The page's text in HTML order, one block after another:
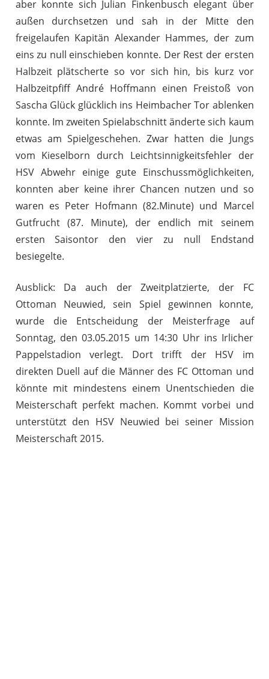
aber konnte sich Julian Finkenbusch elegant über
außen durchsetzen und sah in der Mitte den
freigelaufen Kapitän Alexander Hammes, der zum
eins zu null einschieben konnte. Der Rest der ersten
Halbzeit plätscherte so vor sich hin, bis kurz vor
Halbzeitpfiff André Hoffmann einen Freistoß von
Sascha Glück glücklich ins Heimbacher Tor ablenken
konnte. Im zweiten Spielabschnitt änderte sich kaum
etwas am Spielgeschehen. Zwar hatten die Jungs
vom Kieselborn durch Leichtsinnigkeitsfehler der
HSV Abwehr einige gute Einschussmöglichkeiten,
konnten aber keine ihrer Chancen nutzen und so
waren es Peter Hofmann (82.Minute) und Marcel
Gutfrucht (87. Minute), der endlich mit seinem
ersten Saisontor den vier zu null Endstand
besiegelte.
Ausblick: Da auch der Zweitplatzierte, der FC
Ottoman Neuwied, sein Spiel gewinnen konnte,
wurde die Entscheidung der Meisterfrage auf
Sonntag, den 03.05.2015 um 14:30 Uhr ins Irlicher
Pappelstadion verlegt. Dort trifft der HSV im
direkten Duell auf die Männer des FC Ottoman und
könnte mit mindestens einem Unentschieden die
Meisterschaft perfekt machen. Kommt vorbei und
unterstützt den HSV Neuwied bei seiner Mission
Meisterschaft 2015.